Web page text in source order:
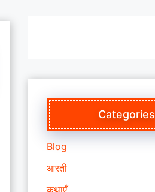
Categories
Blog
आरती
कथाएँ